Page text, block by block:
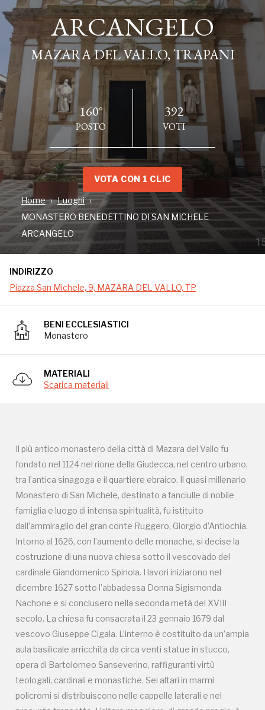
ARCANGELO
MAZARA DEL VALLO, TRAPANI
160°
POSTO
392
VOTI
VOTA CON 1 CLIC
Home
Luoghi
MONASTERO BENEDETTINO DI SAN MICHELE
ARCANGELO
INDIRIZZO
Piazza San Michele, 9, MAZARA DEL VALLO, TP
BENI ECCLESIASTICI
Monastero
MATERIALI
Scarica materiali
Il più antico monastero della città di Mazara del Vallo fu
fondato nel 1124 nel rione della Giudecca, nel centro urbano,
tra l’antica sinagoga e il quartiere ebraico. Il quasi millenario
Monastero di San Michele, destinato a fanciulle di nobile
famiglia e luogo di intensa spiritualità, fu istituito
dall’ammiraglio del gran conte Ruggero, Giorgio d’Antiochia.
Intorno al 1626, con l’aumento delle monache, si decise la
costruzione di una nuova chiesa sotto il vescovado del
cardinale Giandomenico Spinola. I lavori iniziarono nel
dicembre 1627 sotto l’abbadessa Donna Sigismonda
Nachone e si conclusero nella seconda metà del XVIII
secolo. La chiesa fu consacrata il 23 gennaio 1679 dal
vescovo Giuseppe Cigala. L’interno è costituito da un’ampia
aula basilicale arricchita da circa venti statue in stucco,
opera di Bartolomeo Sanseverino, raffiguranti virtù
teologali, cardinali e monastiche. Sei altari in marmi
policromi si distribuiscono nelle cappelle laterali e nel
MAZARA DEL VALLO, TRAPANI
INDIRIZZO
Piazza San Michele, 9, MAZARA DEL VALLO, TP
Monastero di San Michele, destinato a fanciulle di nobile
famiglia e luogo di intensa spiritualità, fu istituito
dall’ammiraglio del gran conte Ruggero, Giorgio d’Antiochia.
Intorno al 1626, con l’aumento delle monache, si decise la
costruzione di una nuova chiesa sotto il vescovado del
secolo. La chiesa fu consacrata il 23 gennaio 1679 dal
vescovo Giuseppe Cigala. L’interno è costituito da un’ampia
aula basilicale arricchita da circa venti statue in stucco,
opera di Bartolomeo Sanseverino, raffiguranti virtù
teologali, cardinali e monastiche. Sei altari in marmi
policromi si distribuiscono nelle cappelle laterali e nel
presunto transetto. L’altare maggiore, di grande pregio, è
rivestito di diaspri siciliani e pietre dure, con un tabernacolo
in lapislazzuli. Il pavimento maiolicato, realizzato da
maestranze trapanesi, presenta motivi floreali e
geometrici dai colori vivaci. L’apparato decorativo è di
gusto tardo barocco e rococò. La navata è arricchita da una
cantoria con grate lignee dorate del maestro Natale
Pugliese. La volta a botte, scandita da lunette e festoni,
ospita l’affresco della Gloria di San Michele: l’arcangelo,
armato di spada e stendardo con il motto “Quis ut Deus?”,
trionfa su Lucifero, mentre Cristo benedicente e schiere